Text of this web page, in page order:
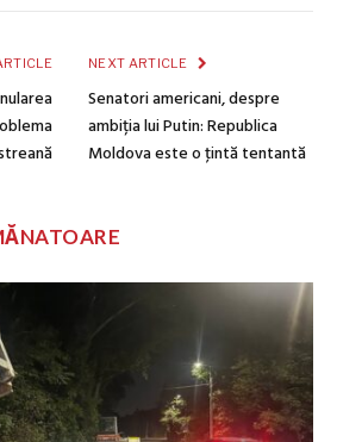
NEXT ARTICLE
Senatori americani, despre
ambiția lui Putin: Republica
Moldova este o ţintă tentantă